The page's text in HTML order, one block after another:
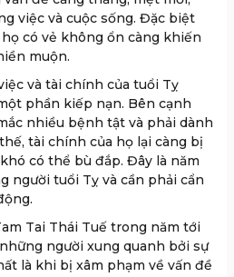
việc và cuộc sống. Đặc biệt
có vẻ không ổn càng khiến
muộn.
và tài chính của tuổi Tỵ
phần kiếp nạn. Bên cạnh
nhiều bệnh tật và phải dành
tài chính của họ lại càng bị
có thể bù đắp. Đây là năm
người tuổi Tỵ và cần phải cẩn
Tai Thái Tuế trong năm tới
người xung quanh bởi sự
là khi bị xâm phạm về vấn đề